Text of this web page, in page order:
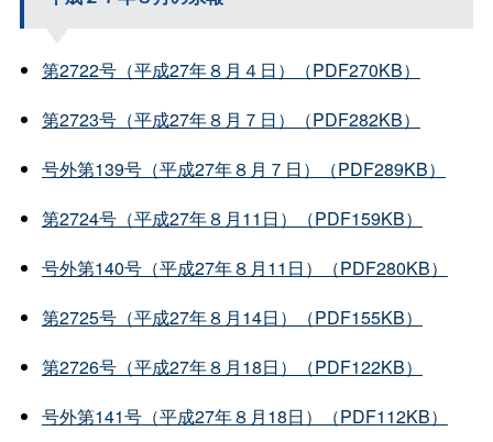
第2722号（平成27年８月４日）（PDF270KB）
第2723号（平成27年８月７日）（PDF282KB）
号外第139号（平成27年８月７日）（PDF289KB）
第2724号（平成27年８月11日）（PDF159KB）
号外第140号（平成27年８月11日）（PDF280KB）
第2725号（平成27年８月14日）（PDF155KB）
第2726号（平成27年８月18日）（PDF122KB）
号外第141号（平成27年８月18日）（PDF112KB）